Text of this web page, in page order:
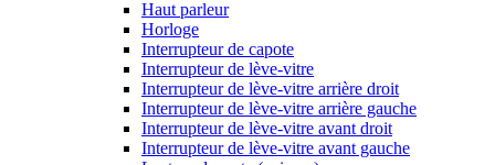
Haut parleur
Horloge
Interrupteur de capote
Interrupteur de lève-vitre
Interrupteur de lève-vitre arrière droit
Interrupteur de lève-vitre arrière gauche
Interrupteur de lève-vitre avant droit
Interrupteur de lève-vitre avant gauche